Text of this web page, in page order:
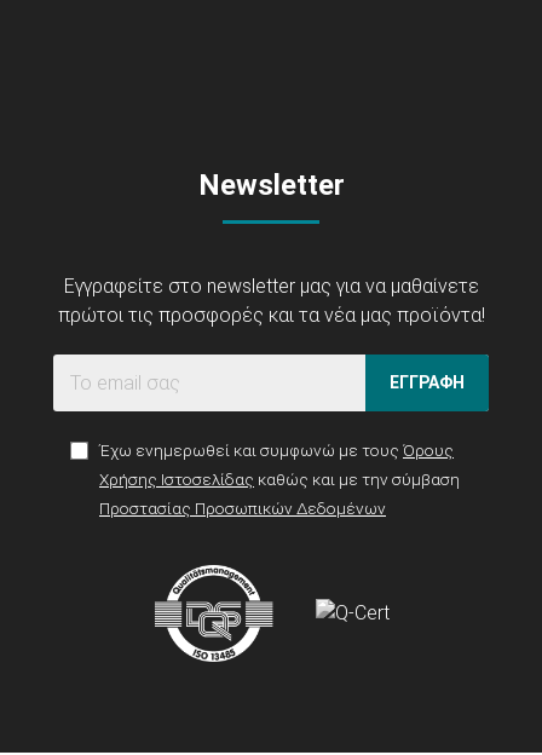
Newsletter
Εγγραφείτε στο newsletter μας για να μαθαίνετε
πρώτοι τις προσφορές και τα νέα μας προϊόντα!
ΕΓΓΡΑΦΗ
Έχω ενημερωθεί και συμφωνώ με τους Όρους
Χρήσης Ιστοσελίδας καθώς και με την σύμβαση
Προστασίας Προσωπικών Δεδομένων